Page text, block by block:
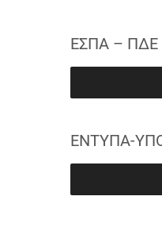
r
r
ΕΣΠΑ – ΠΔΕ
ΕΝΤΥΠΑ-